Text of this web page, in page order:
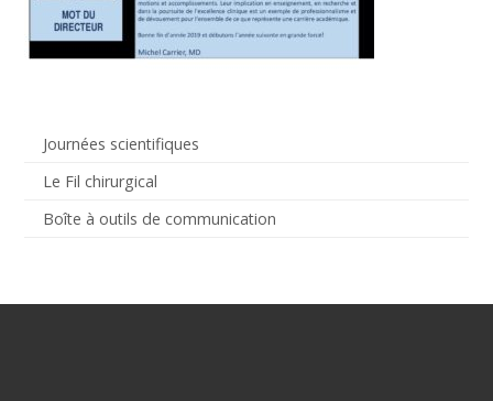
Journées scientifiques
Le Fil chirurgical
Boîte à outils de communication